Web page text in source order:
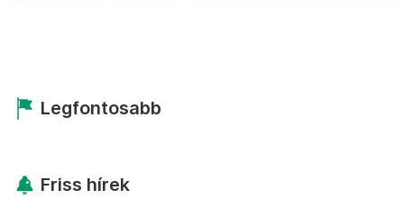
Legfontosabb
Friss hírek